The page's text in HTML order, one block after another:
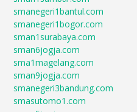
smanegeri1bantul.com
smanegeri1bogor.com
sman1surabaya.com
sman6jogja.com
sma1magelang.com
sman9jogja.com
smanegeri3bandung.com
smasutomo1.com